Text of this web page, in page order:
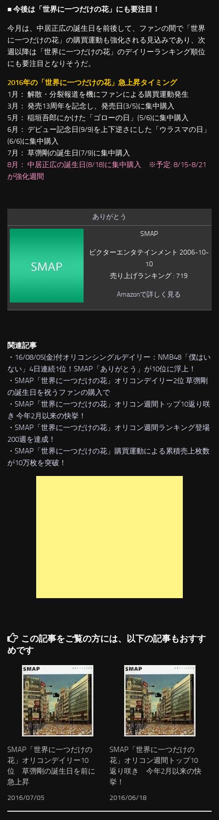
■ 今後は「世界に一つだけの花」にも要注目！
今月は、中居正広の誕生日を前後して、ファンの間で「世界
に一つだけの花」の購買運動も強化される見込みであり、次
週以降は「世界に一つだけの花」のデイリーランキング順位
にも要注目となりそうだ。
2016年の「世界に一つだけの花」急上昇タイミング
1月： 解散・分裂報道を機にファンによる購買運動発生
3月： 発売13周年を記念し、発売日(3/5)に集中購入
5月： 稲垣吾郎にかけた「ゴローの日」(5/6)に集中購入
6月： デビュー記念日(9/9)を上下逆さにした「ウラスマの日」
(6/6)に集中購入
7月： 草彅剛の誕生日(7/9)に集中購入
8月： 中居正広の誕生日(8/18)に集中購入 ※予定: 8/15-8/21
が強化週間
ありがとう
SMAP
ビクターエンタテインメント 2006-10-
10
売り上げランキング : 719
Amazonで詳しく見る
関連記事
・ 16/08/05(金)付オリコンシングルデイリー：NMB48「僕はい
ない」4日連続1位！SMAP「ありがとう」が10位に浮上！
・ SMAP「世界に一つだけの花」オリコンデイリー2位 草彅剛
の誕生日を祝うファンの購入で
・ SMAP「世界に一つだけの花」オリコン週間トップ10返り咲
き 今年2月以来の快挙！
・ SMAP「世界に一つだけの花」オリコン週間ランキング登場
200週を達成！
・ SMAP「世界に一つだけの花」購買運動による累積売上枚数
が10万枚を突破！
この記事をご覧の方には、以下の記事もおすす
めです
SMAP「世界に一つだけの
花」オリコンデイリー10
位 草彅剛の誕生日を前に
急上昇
2016/07/05
SMAP「世界に一つだけの
花」オリコン週間トップ10
返り咲き 今年2月以来の快
挙！
2016/06/18